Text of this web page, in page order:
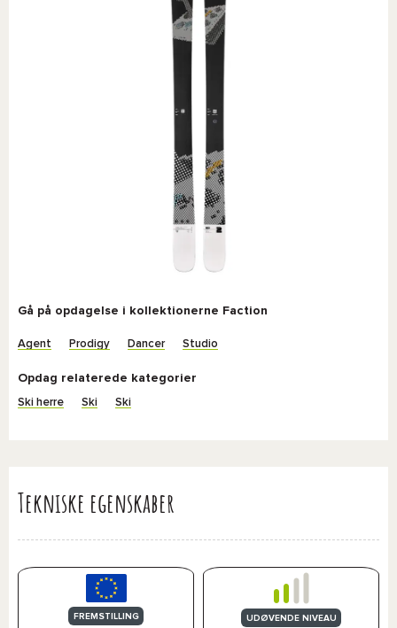
Gå på opdagelse i kollektionerne Faction
Agent Prodigy Dancer Studio
Opdag relaterede kategorier
Ski herre Ski Ski
Tekniske egenskaber
FREMSTILLING UDØVENDE NIVEAU